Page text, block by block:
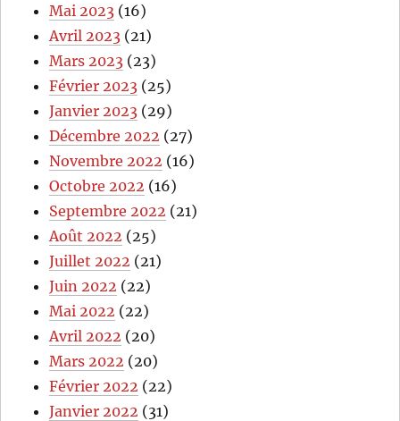
Mai 2023 (16)
Avril 2023 (21)
Mars 2023 (23)
Février 2023 (25)
Janvier 2023 (29)
Décembre 2022 (27)
Novembre 2022 (16)
Octobre 2022 (16)
Septembre 2022 (21)
Août 2022 (25)
Juillet 2022 (21)
Juin 2022 (22)
Mai 2022 (22)
Avril 2022 (20)
Mars 2022 (20)
Février 2022 (22)
Janvier 2022 (31)